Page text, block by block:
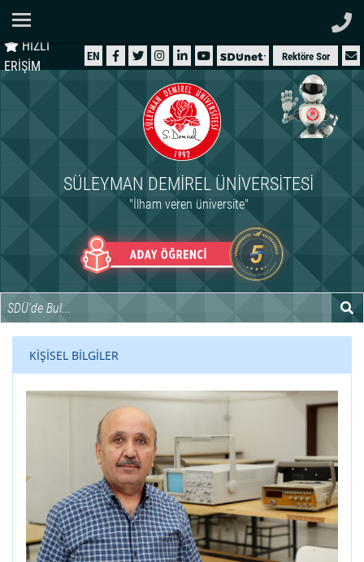
HIZLI
ERİŞİM
EN Rektöre Sor
SÜLEYMAN DEMIREL ÜNIVERSITESI
"İlham veren üniversite"
ÜNİVERSİTEMİZ
İDARİ
ARAŞTIRMA
INTERNATIONAL
KİŞİSEL BİLGİLER